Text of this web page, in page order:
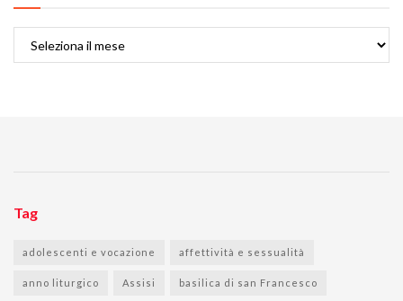
Tag
adolescenti e vocazione affettività e sessualità
anno liturgico Assisi basilica di san Francesco